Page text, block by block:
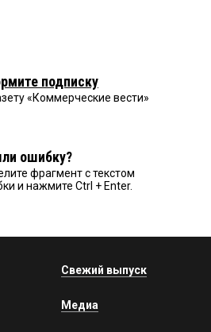
подписку
«Коммерческие вести»
ошибку?
фрагмент с текстом
и нажмите Ctrl + Enter.
Свежий выпуск
Медиа